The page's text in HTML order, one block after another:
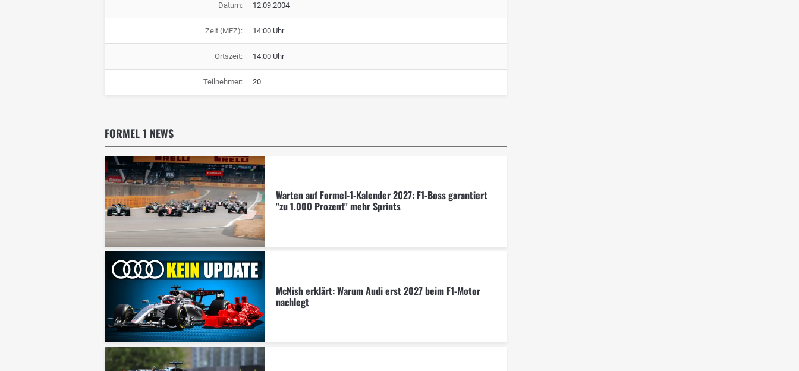
Datum: 12.09.2004
Zeit (MEZ): 14:00 Uhr
Ortszeit: 14:00 Uhr
Teilnehmer: 20
FORMEL 1 NEWS
Warten auf Formel-1-Kalender 2027: F1-Boss garantiert
"zu 1.000 Prozent" mehr Sprints
McNish erklärt: Warum Audi erst 2027 beim F1-Motor
nachlegt